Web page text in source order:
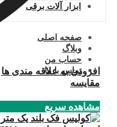
ابزار آلات برقی
صفحه اصلی
وبلاگ
حساب من
تماس با ما
افزودن به علاقه مندی ها
مقایسه
مشاهده سریع